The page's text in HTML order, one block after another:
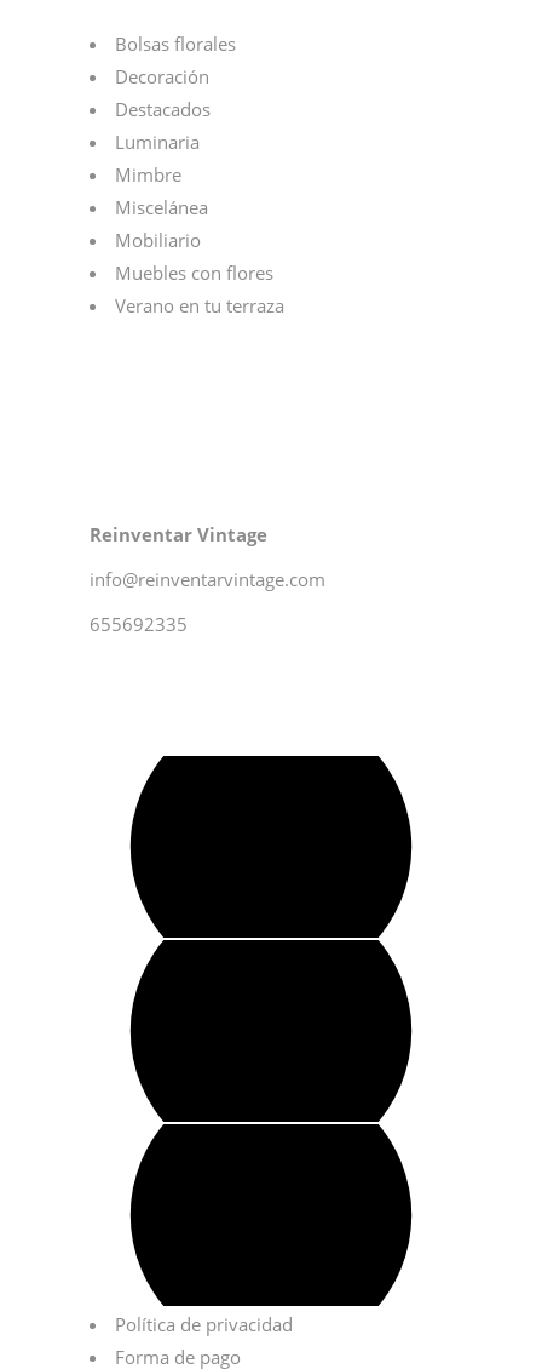
Bolsas florales
Decoración
Destacados
Luminaria
Mimbre
Miscelánea
Mobiliario
Muebles con flores
Verano en tu terraza
Reinventar Vintage
info@reinventarvintage.com
655692335
Política de privacidad
Forma de pago